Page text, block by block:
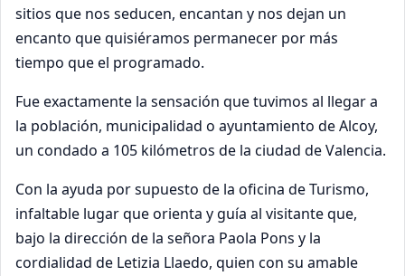
sitios que nos seducen, encantan y nos dejan un
encanto que quisiéramos permanecer por más
tiempo que el programado.
Fue exactamente la sensación que tuvimos al llegar a
la población, municipalidad o ayuntamiento de Alcoy,
un condado a 105 kilómetros de la ciudad de Valencia.
Con la ayuda por supuesto de la oficina de Turismo,
infaltable lugar que orienta y guía al visitante que,
bajo la dirección de la señora Paola Pons y la
cordialidad de Letizia Llaedo, quien con su amable